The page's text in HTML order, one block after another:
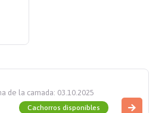
de la camada: 03.10.2025
Cachorros disponibles